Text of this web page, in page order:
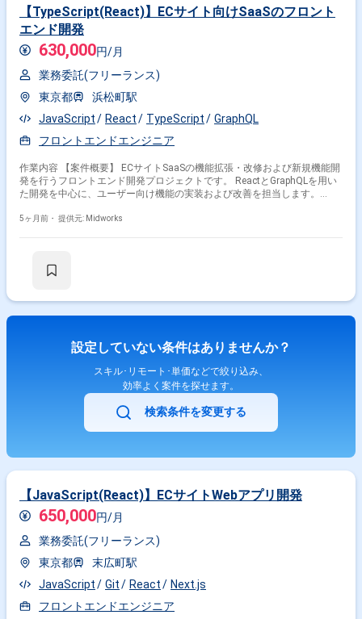
【TypeScript(React)】ECサイト向けSaaSのフロント
エンド開発
630,000円/月
業務委託(フリーランス)
東京都
浜松町駅
JavaScript
React TypeScript
GraphQL
フロントエンドエンジニア
作業内容 【案件概要】 ECサイトSaaSの機能拡張・改修および新規機能開
発を行うフロントエンド開発プロジェクトです。 ReactとGraphQLを用い
た開発を中心に、ユーザー向け機能の実装および改善を担当します。
分の開発に関わります。 社内請負案件として、開発チームをリードしなが
の作成 ・チームメンバーとの連携および進捗報告
5ヶ月前・ 提供元: Midworks
設定していない条件はありませんか？
スキル･リモート･単価などで絞り込み、
効率よく案件を探せます。
検索条件を変更する
【JavaScript(React)】ECサイトWebアプリ開発
650,000円/月
業務委託(フリーランス)
東京都
末広町駅
JavaScript
Git React
Next.js
フロントエンドエンジニア